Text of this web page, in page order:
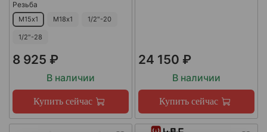
Резьба
М15х1 М18х1 1/2"-20
1/2"-28
8 925 ₽
В наличии
Купить сейчас
24 150 ₽
В наличии
Купить сейчас